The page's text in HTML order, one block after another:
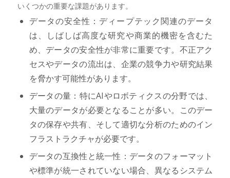
いくつかの重要な課題があります。
データの安全性：ディープテック関連のデータ
は、しばしば高度な研究や商業的機密を含むた
め、データの安全性が非常に重要です。不正アク
セスやデータの流出は、企業の競争力や研究結果
を脅かす可能性があります。
データの量：特にAIやロボティクスの分野では、
大量のデータが必要となることが多い。このデー
タの保存や共有、そして適切な分析のためのイン
フラストラクチャが必要です。
データの互換性と統一性：データのフォーマット
や標準が統一されていない場合、異なるシステム